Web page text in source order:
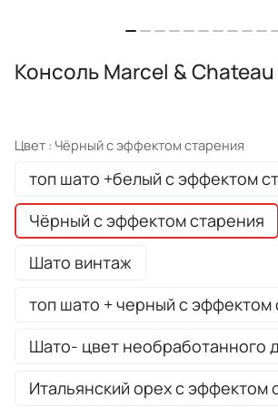
Консоль Marcel & Chateau
Цвет : Чёрный с эффектом старения
топ шато +белый с эффектом
Чёрный с эффектом старения
Шато винтаж
топ шато + черный с эффектом
Шато- цвет необработанного
Итальянский орех с эффектом